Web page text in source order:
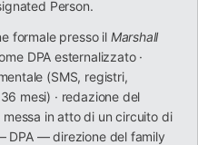
Person.
formale presso il Marshall
DPA esternalizzato ·
(SMS, registri,
mesi) · redazione del
in atto di un circuito di
DPA — direzione del family